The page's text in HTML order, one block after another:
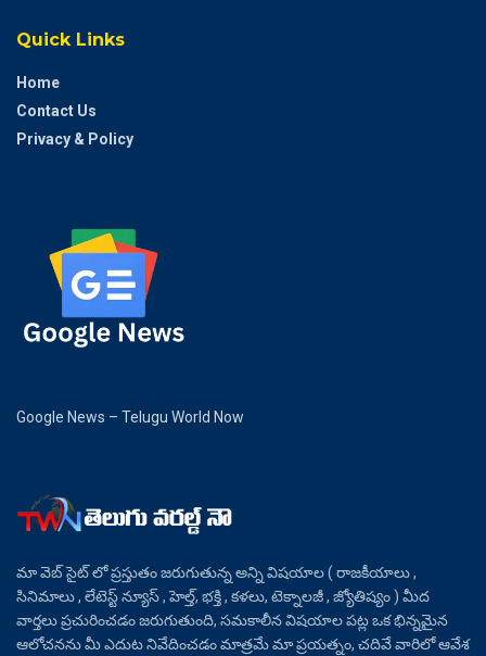
Quick Links
Home
Contact Us
Privacy & Policy
Google News – Telugu World Now
మా వెబ్ సైట్ లో ప్రస్తుతం జరుగుతున్న అన్ని విషయాల ( రాజకీయాలు ,
సినిమాలు , లేటెస్ట్ న్యూస్ , హెల్త్, భక్తి , కళలు, టెక్నాలజీ , జ్యోతిష్యం ) మీద
వార్తలు ప్రచురించడం జరుగుతుంది, సమకాలీన విషయాల పట్ల ఒక భిన్నమైన
ఆలోచనను మీ ఎదుట నివేదించడం మాత్రమే మా ప్రయత్నం, చదివే వారిలో ఆవేశ